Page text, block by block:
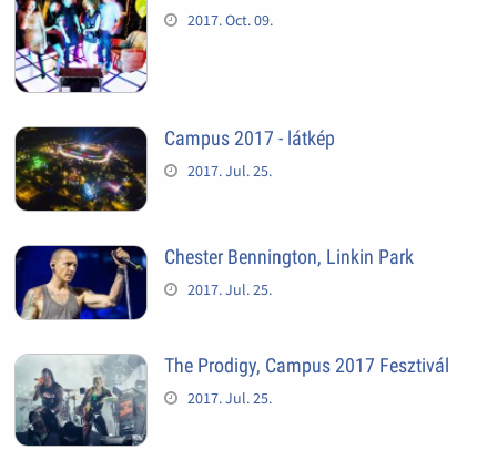
2017. Oct. 09.
Campus 2017 - látkép
2017. Jul. 25.
Chester Bennington, Linkin Park
2017. Jul. 25.
The Prodigy, Campus 2017 Fesztivál
2017. Jul. 25.